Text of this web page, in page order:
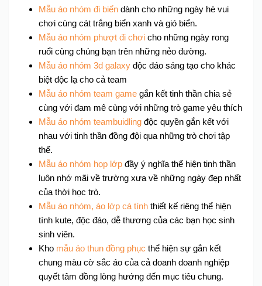
Mẫu áo nhóm đi biển dành cho những ngày hè vui
chơi cùng cát trắng biển xanh và gió biển.
Mẫu áo nhóm phượt đi chơi cho những ngày rong
ruổi cùng chúng bạn trên những nẻo đường.
Mẫu áo nhóm 3d galaxy độc đáo sáng tạo cho khác
biệt độc lạ cho cả team
Mẫu áo nhóm team game gắn kết tinh thần chia sẻ
cùng với đam mê cùng với những trò game yêu thích
Mẫu áo nhóm teambuidling độc quyền gắn kết với
nhau với tinh thần đồng đội qua những trò chơi tập
thể.
Mẫu áo nhóm họp lớp đầy ý nghĩa thể hiện tinh thần
luôn nhớ mãi về trường xưa về những ngày đẹp nhất
của thời học trò.
Mẫu áo nhóm, áo lớp cá tính thiết kế riêng thể hiện
tính kute, độc đáo, dễ thương của các bạn học sinh
sinh viên.
Kho mẫu áo thun đồng phục thể hiện sự gắn kết
chung màu cờ sắc áo của cả doanh doanh nghiệp
quyết tâm đồng lòng hướng đến mục tiêu chung.